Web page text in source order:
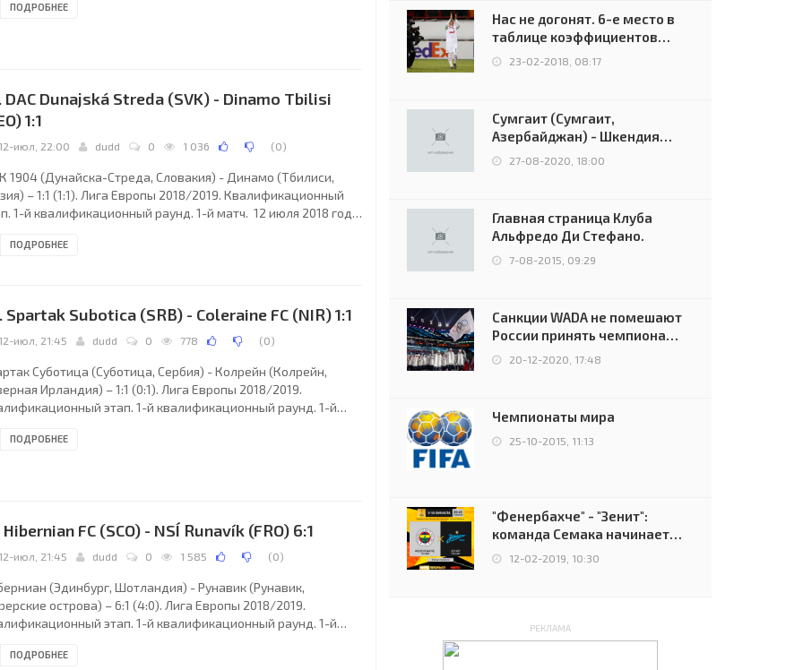
при вместимости 18151). Главный судья: Джейсон Барсело
ПОДРОБНЕЕ
DAC Dunajská Streda (SVK) - Dinamo Tbilisi
1:1
12-июл, 22:00 dudd 0 1 036 (0)
1904 (Дунайска-Стреда, Словакия) - Динамо (Тбилиси,
– 1:1 (1:1). Лига Европы 2018/2019. Квалификационный
1-й квалификационный раунд. 1-й матч. 12 июля 2018 года,
MOL-Арена. 8759 зрителей (67 % при вместимости
Резервный судья: Харис
ПОДРОБНЕЕ
Spartak Subotica (SRB) - Coleraine FC (NIR) 1:1
12-июл, 21:45 dudd 0 778 (0)
Суботица (Суботица, Сербия) - Колрейн (Колрейн,
Ирландия) – 1:1 (0:1). Лига Европы 2018/2019.
этап. 1-й квалификационный раунд. 1-й
облачность. +24°C. Стадион Караджордже. 976
ПОДРОБНЕЕ
Hibernian FC (SCO) - NSÍ Runavík (FRO) 6:1
12-июл, 21:45 dudd 0 1 585 (0)
(Эдинбург, Шотландия) - Рунавик (Рунавик,
острова) – 6:1 (4:0). Лига Европы 2018/2019.
этап. 1-й квалификационный раунд. 1-й
Облачно. +14°C. Стадион Истер Роуд. 12501 зритель
ПОДРОБНЕЕ
Нас не догонят. 6-е место в
таблице коэффициентов
УЕФА остаётся за Россией
23-02-2018, 08:17
Сумгаит (Сумгаит,
Азербайджан) - Шкендия
(Тетово, Северная
Македония) - 0:2 (0:0)
27-08-2020, 18:00
Главная страница Клуба
Альфредо Ди Стефано.
7-08-2015, 09:29
Санкции WADA не помешают
России принять чемпионат
Европы и финал Лиги
чемпионов.
20-12-2020, 17:48
Чемпионаты мира
25-10-2015, 11:13
"Фенербахче" - "Зенит":
команда Семака начинает
путь в плей-офф Лиги
12-02-2019, 10:30
РЕКЛАМА